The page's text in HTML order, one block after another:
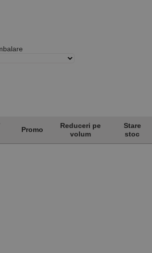
Promo
Reduceri pe
volum
Stare
stoc